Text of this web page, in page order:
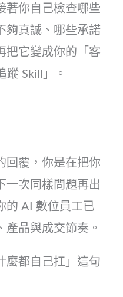
著你自己檢查哪些
夠真誠、哪些承諾
把它變成你的「客
蹤 Skill」。
回覆，你是在把你
一次同樣問題再出
的 AI 數位員工已
產品與成交節奏。
麼都自己扛」這句